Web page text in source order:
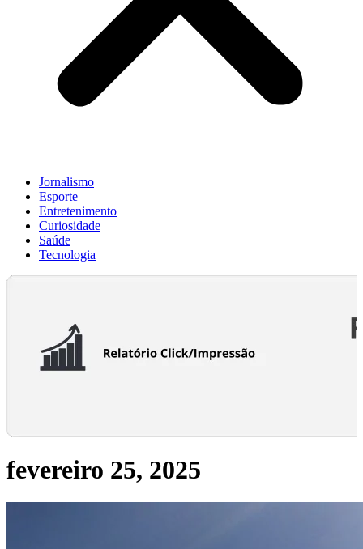
Jornalismo
Esporte
Entretenimento
Curiosidade
Saúde
Tecnologia
fevereiro 25, 2025